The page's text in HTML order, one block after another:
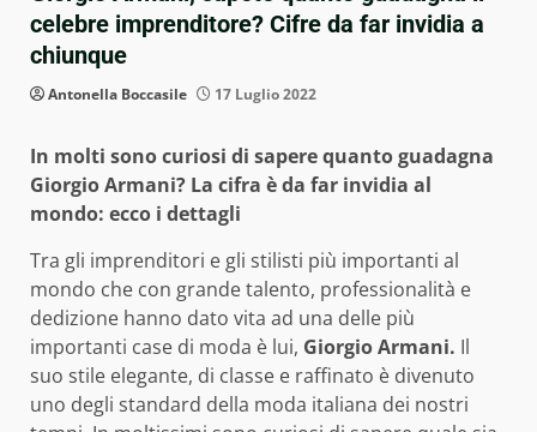
celebre imprenditore? Cifre da far invidia a
chiunque
Antonella Boccasile 17 Luglio 2022
In molti sono curiosi di sapere quanto guadagna
Giorgio Armani? La cifra è da far invidia al
mondo: ecco i dettagli
Tra gli imprenditori e gli stilisti più importanti al
mondo che con grande talento, professionalità e
dedizione hanno dato vita ad una delle più
importanti case di moda è lui, Giorgio Armani. Il
suo stile elegante, di classe e raffinato è divenuto
uno degli standard della moda italiana dei nostri